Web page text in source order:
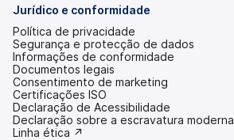
Jurídico e conformidade
Política de privacidade
Segurança e protecção de dados
Informações de conformidade
Documentos legais
Consentimento de marketing
Certificações ISO
Declaração de Acessibilidade
(abre
num
Declaração sobre a escravatura moderna
(abre
Linha ética ↗